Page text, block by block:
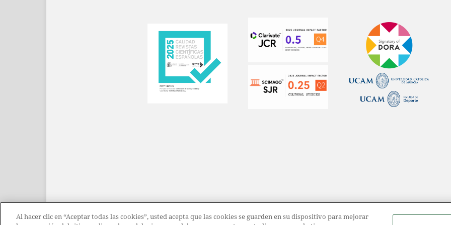
Al hacer clic en “Aceptar todas las cookies”, usted acepta que las cookies se guarden en su dispositivo para mejorar